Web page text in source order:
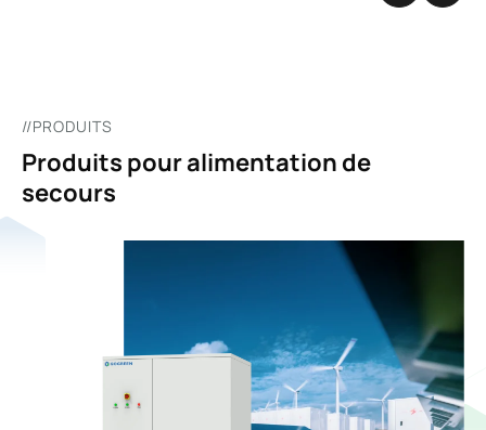
//PRODUITS
Produits pour alimentation de
secours